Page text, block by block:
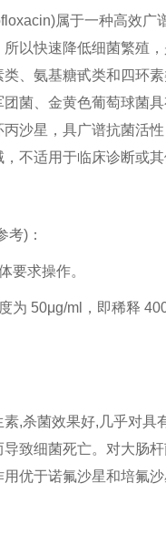
属于一种高效广
所以快速降低细菌繁殖
、氨基糖甙类和四环
菌、金黄色葡萄球菌
沙星，具广谱抗菌活
不适用于临床诊断或其
考)：
要求操作。
为 50μg/ml，即稀释
,杀菌效果好,几乎对
导致细菌死亡。对大肠
优于诺氟沙星和培氟